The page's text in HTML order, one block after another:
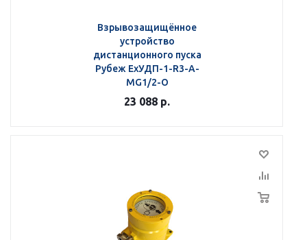
Взрывозащищённое
устройство
дистанционного пуска
Рубеж ЕхУДП-1-R3-А-
MG1/2-О
23 088 р.